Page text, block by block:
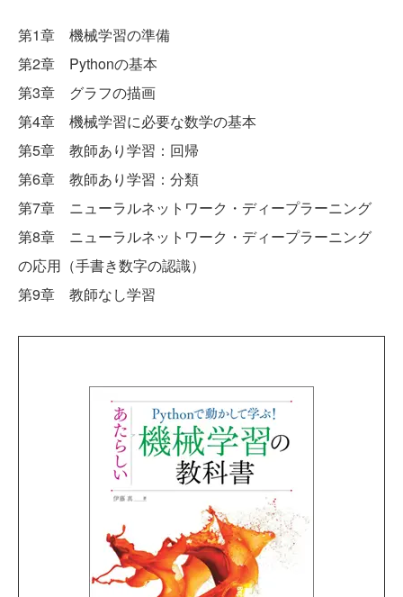
第1章 機械学習の準備
第2章 Pythonの基本
第3章 グラフの描画
第4章 機械学習に必要な数学の基本
第5章 教師あり学習：回帰
第6章 教師あり学習：分類
第7章 ニューラルネットワーク・ディープラーニング
第8章 ニューラルネットワーク・ディープラーニング
の応用（手書き数字の認識）
第9章 教師なし学習